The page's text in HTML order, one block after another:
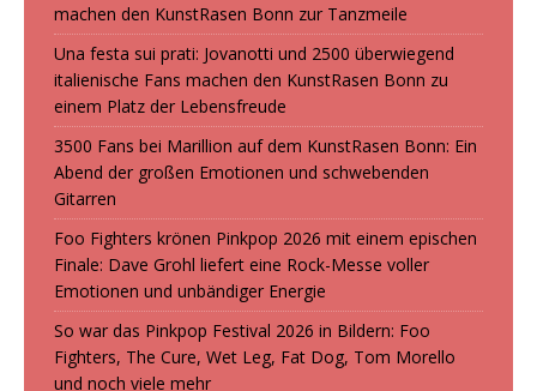
machen den KunstRasen Bonn zur Tanzmeile
Una festa sui prati: Jovanotti und 2500 überwiegend
italienische Fans machen den KunstRasen Bonn zu
einem Platz der Lebensfreude
3500 Fans bei Marillion auf dem KunstRasen Bonn: Ein
Abend der großen Emotionen und schwebenden
Gitarren
Foo Fighters krönen Pinkpop 2026 mit einem epischen
Finale: Dave Grohl liefert eine Rock-Messe voller
Emotionen und unbändiger Energie
So war das Pinkpop Festival 2026 in Bildern: Foo
Fighters, The Cure, Wet Leg, Fat Dog, Tom Morello
und noch viele mehr